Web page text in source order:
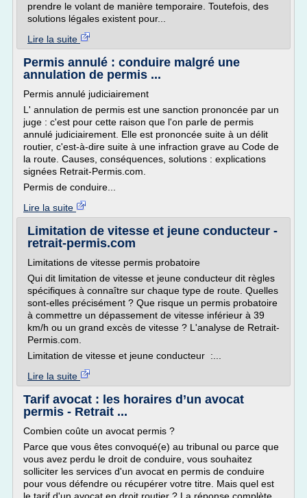
prendre le volant de manière temporaire. Toutefois, des
solutions légales existent pour...
Lire la suite
Permis annulé : conduire malgré une
annulation de permis ...
Permis annulé judiciairement
L' annulation de permis est une sanction prononcée par un
juge : c'est pour cette raison que l'on parle de permis
annulé judiciairement. Elle est prononcée suite à un délit
routier, c'est-à-dire suite à une infraction grave au Code de
la route. Causes, conséquences, solutions : explications
signées Retrait-Permis.com.
Permis de conduire...
Lire la suite
Limitation de vitesse et jeune conducteur -
retrait-permis.com
Limitations de vitesse permis probatoire
Qui dit limitation de vitesse et jeune conducteur dit règles
spécifiques à connaître sur chaque type de route. Quelles
sont-elles précisément ? Que risque un permis probatoire
à commettre un dépassement de vitesse inférieur à 39
km/h ou un grand excès de vitesse ? L'analyse de Retrait-
Permis.com.
Limitation de vitesse et jeune conducteur :...
Lire la suite
Tarif avocat : les horaires d’un avocat
permis - Retrait ...
Combien coûte un avocat permis ?
Parce que vous êtes convoqué(e) au tribunal ou parce que
vous avez perdu le droit de conduire, vous souhaitez
solliciter les services d'un avocat en permis de conduire
pour vous défendre ou récupérer votre titre. Mais quel est